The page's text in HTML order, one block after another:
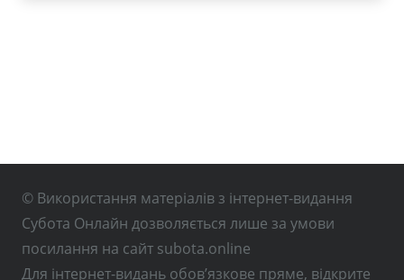
© Використання матеріалів з інтернет-видання
Субота Онлайн дозволяється лише за умови
посилання на сайт subota.online
Для інтернет-видань обов’язкове пряме, відкрите